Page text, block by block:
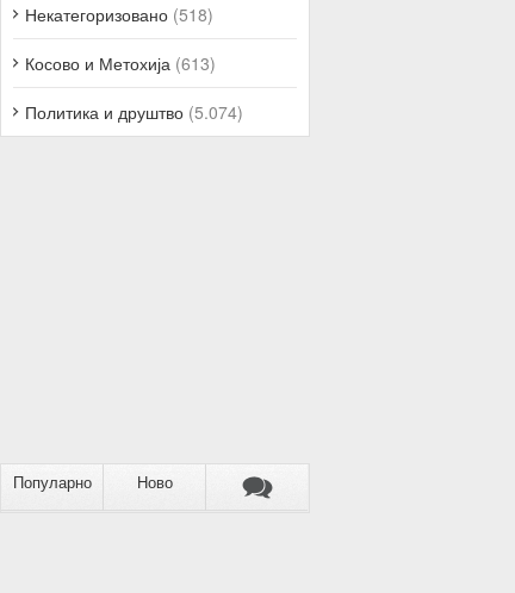
Некатегоризовано (518)
Косово и Метохија (613)
Политика и друштво (5.074)
Популарно Ново